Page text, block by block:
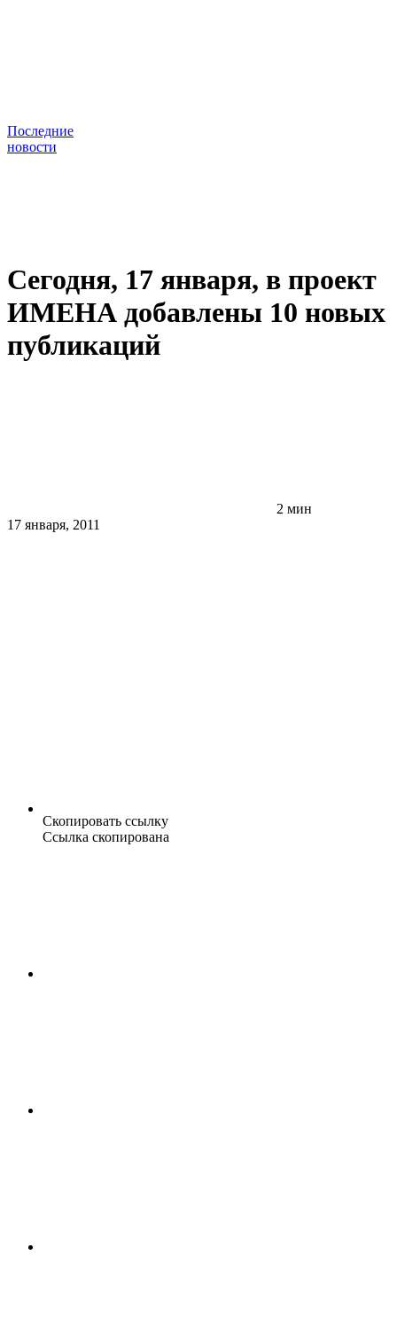
Последние
новости
Сегодня, 17 января, в проект
ИМЕНА добавлены 10 новых
публикаций
2 мин
17 января, 2011
Скопировать ссылку
Ссылка скопирована